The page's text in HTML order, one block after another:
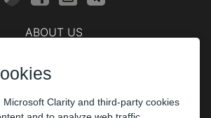
ABOUT US
The organizers
Microsoft Clarity and third-party cookies